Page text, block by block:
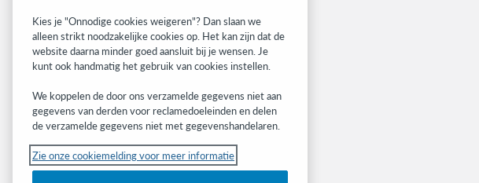
WebJunction
Developer Network
Get the latest product updates, research,
events, and much more—right to your inbox.
Subscribe now
Kies je "Onnodige cookies weigeren"? Dan slaan we
alleen strikt noodzakelijke cookies op. Het kan zijn dat de
website daarna minder goed aansluit bij je wensen. Je
kunt ook handmatig het gebruik van cookies instellen.
We koppelen de door ons verzamelde gegevens niet aan
gegevens van derden voor reclamedoeleinden en delen
de verzamelde gegevens niet met gegevenshandelaren.
Zie onze cookiemelding voor meer informatie